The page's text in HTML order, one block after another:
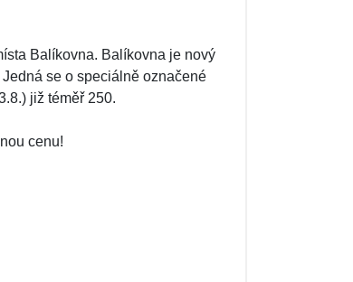
Balíkovna. Balíkovna je nový
se o speciálně označené
již téměř 250.
cenu!